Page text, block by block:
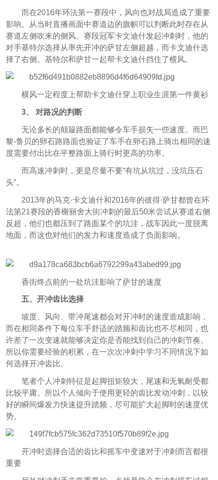
而在2016年环法第一赛段中，风向也对战局造成了重要
影响。从当时直播画面中赛道边的旗帜可以判断此时存在从
赛道左侧吹来的侧风。赛段冠军卡文迪什发起冲刺时，他的
对手基特尔选择从率先开冲的萨甘左侧超越，而卡文迪什选
择了右侧。基特尔和萨甘一起帮卡文迪什挡住了横风。
横风一定程度上帮助卡文迪什穿上职业生涯第一件黄衫
3、 对路况的判断
无论多长的颠簸路面都能够令车手损失一些速度。而巴
黎-鲁贝的卵石路路面也验证了车手在卵石路上骑出相同的速
度需要付出比在平整路面上骑行时更高的功率。
而高速冲刺时，更是尽量不要“有坑从坑过，没坑压石
头”。
2013年的马克·卡文迪什和2016年的彼得·萨甘都曾在环
法第21赛段的香榭丽舍大街冲刺的最后50米尝试从赛道右侧
反超，他们也都压到了路面某个的坑洼，战车因此一度脱离
地面，而这也对他们的发力和速度造成了负面影响。
香街终点前的一处坑洼影响了萨甘的速度
五、开冲齿比选择
坡度、风向、带冲尾速都会对开冲时的速度造成影响，
而在相同条件下每位车手舒适的踏频和齿比也不尽相同，也
许差了一次变速就能够决定你是否能找到自己的冲刺节奏。
所以你需要经验的积累，在一次次冲刺中学习不同情况下如
何选择开冲齿比。
笔者个人冲刺特征是起脚扭矩较大，尾速和无氧耐受都
比较平庸。所以个人倾向于使用更轻的齿比发动冲刺，以较
好的瞬间爆发力快速提升踏频，尽可能扩大起脚时的速度优
势。
开冲时选择合适的齿比和摇车中变速对于冲刺而言都很
重要